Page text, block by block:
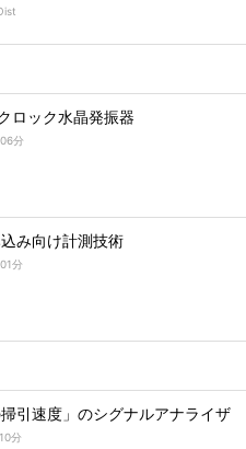
ロック水晶発振器
分
み向け計測技術
分
掃引速度」のシグナルアナライザ
分